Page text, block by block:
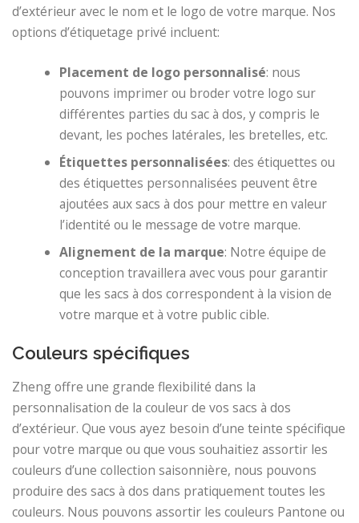
d’extérieur avec le nom et le logo de votre marque. Nos
options d’étiquetage privé incluent:
Placement de logo personnalisé: nous
pouvons imprimer ou broder votre logo sur
différentes parties du sac à dos, y compris le
devant, les poches latérales, les bretelles, etc.
Étiquettes personnalisées: des étiquettes ou
des étiquettes personnalisées peuvent être
ajoutées aux sacs à dos pour mettre en valeur
l’identité ou le message de votre marque.
Alignement de la marque: Notre équipe de
conception travaillera avec vous pour garantir
que les sacs à dos correspondent à la vision de
votre marque et à votre public cible.
Couleurs spécifiques
Zheng offre une grande flexibilité dans la
personnalisation de la couleur de vos sacs à dos
d’extérieur. Que vous ayez besoin d’une teinte spécifique
pour votre marque ou que vous souhaitiez assortir les
couleurs d’une collection saisonnière, nous pouvons
produire des sacs à dos dans pratiquement toutes les
couleurs. Nous pouvons assortir les couleurs Pantone ou